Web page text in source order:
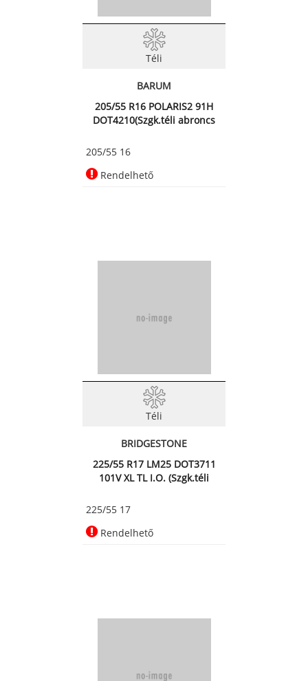
Téli
BARUM
205/55 R16 POLARIS2 91H
DOT4210(Szgk.téli abroncs
205/55 16
Rendelhető
Téli
BRIDGESTONE
225/55 R17 LM25 DOT3711
101V XL TL I.O. (Szgk.téli
225/55 17
Rendelhető